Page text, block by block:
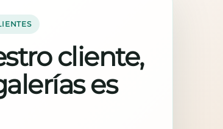
cliente,
es